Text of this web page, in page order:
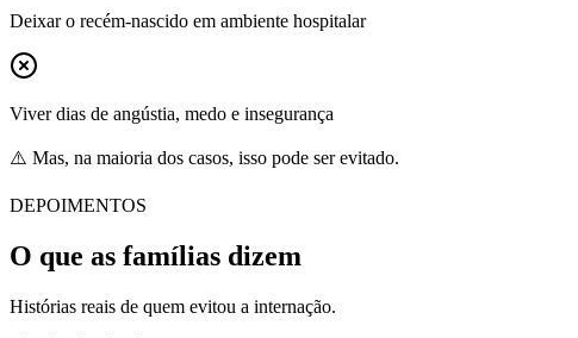
Deixar o recém-nascido em ambiente hospitalar
Viver dias de angústia, medo e insegurança
⚠️ Mas, na maioria dos casos, isso pode ser evitado.
DEPOIMENTOS
O que as famílias dizem
Histórias reais de quem evitou a internação.